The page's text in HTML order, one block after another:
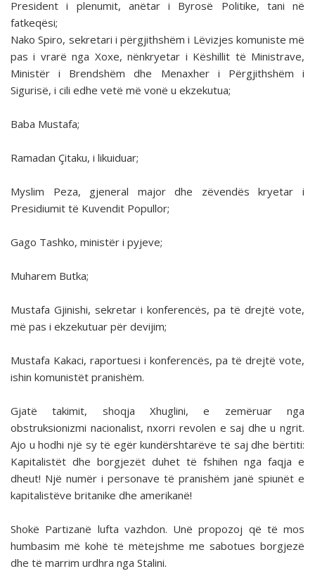
President i plenumit, anëtar i Byrosë Politike, tani në
fatkeqësi;
Nako Spiro, sekretari i përgjithshëm i Lëvizjes komuniste më
pas i vrarë nga Xoxe, nënkryetar i Këshillit të Ministrave,
Ministër i Brendshëm dhe Menaxher i Përgjithshëm i
Sigurisë, i cili edhe vetë më vonë u ekzekutua;
Baba Mustafa;
Ramadan Çitaku, i likuiduar;
Myslim Peza, gjeneral major dhe zëvendës kryetar i
Presidiumit të Kuvendit Popullor;
Gago Tashko, ministër i pyjeve;
Muharem Butka;
Mustafa Gjinishi, sekretar i konferencës, pa të drejtë vote,
më pas i ekzekutuar për devijim;
Mustafa Kakaci, raportuesi i konferencës, pa të drejtë vote,
ishin komunistët pranishëm.
Gjatë takimit, shoqja Xhuglini, e zemëruar nga
obstruksionizmi nacionalist, nxorri revolen e saj dhe u ngrit.
Ajo u hodhi një sy të egër kundërshtarëve të saj dhe bërtiti:
Kapitalistët dhe borgjezët duhet të fshihen nga faqja e
dheut! Një numër i personave të pranishëm janë spiunët e
kapitalistëve britanike dhe amerikanë!
Shokë Partizanë lufta vazhdon. Unë propozoj që të mos
humbasim më kohë të mëtejshme me sabotues borgjezë
dhe të marrim urdhra nga Stalini.